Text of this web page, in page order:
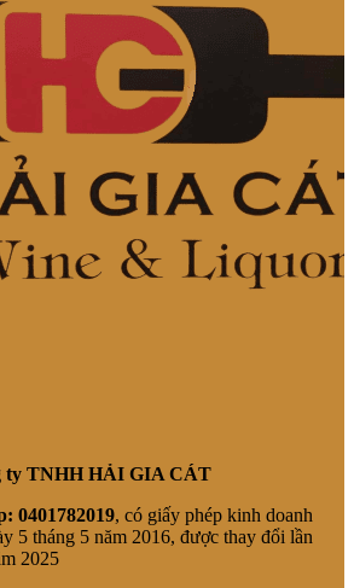
ty TNHH HẢI GIA CÁT
0401782019, có giấy phép kinh doanh
5 tháng 5 năm 2016, được thay đổi lần
2025